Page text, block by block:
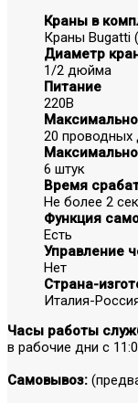
Краны в
Краны Bugatti
Диаметр
1/2 дюйма
Питание
220В
20 проводных
6 штук
Время
Не более 2
Функция
Есть
Управление
Нет
Страна-
Италия-
Часы работы
в рабочие дни с
Самовывоз: